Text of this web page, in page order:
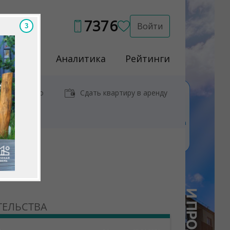
7376 Войти
Услуги Аналитика Рейтинги
у метро Сдать квартиру в аренду
1